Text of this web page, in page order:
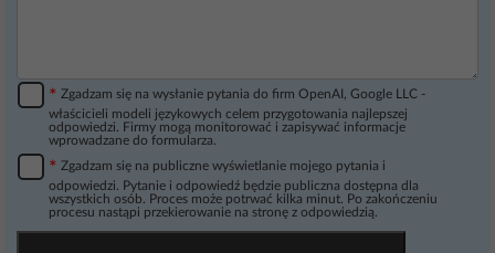
* Zgadzam się na wysłanie pytania do firm OpenAI, Google LLC -
właścicieli modeli językowych celem przygotowania najlepszej
odpowiedzi. Firmy mogą monitorować i zapisywać informacje
wprowadzane do formularza.
* Zgadzam się na publiczne wyświetlanie mojego pytania i
odpowiedzi. Pytanie i odpowiedź będzie publiczna dostępna dla
wszystkich osób. Proces może potrwać kilka minut. Po zakończeniu
procesu nastąpi przekierowanie na stronę z odpowiedzią.